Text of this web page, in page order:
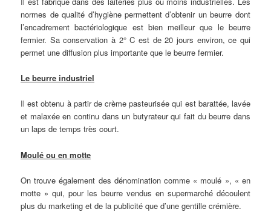
normes de qualité d’hygiène permettent d’obtenir un beurre dont
l’encadrement bactériologique est bien meilleur que le beurre
fermier. Sa conservation à 2° C est de 20 jours environ, ce qui
permet une diffusion plus importante que le beurre fermier.
Le beurre industriel
Il est obtenu à partir de crème pasteurisée qui est barattée, lavée
et malaxée en continu dans un butyrateur qui fait du beurre dans
un laps de temps très court.
Moulé ou en motte
On trouve également des dénomination comme « moulé », « en
motte » qui, pour les beurre vendus en supermarché découlent
plus du marketing et de la publicité que d’une gentille crémière.